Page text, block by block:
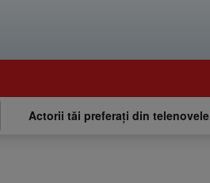
Actorii tăi preferați din telenovele